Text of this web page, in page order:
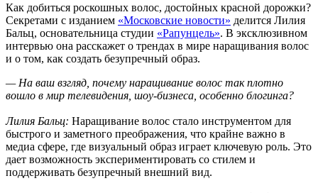
Как добиться роскошных волос, достойных красной дорожки?
Секретами с изданием «Московские новости» делится Лилия
Бальц, основательница студии «Рапунцель». В эксклюзивном
интервью она расскажет о трендах в мире наращивания волос
и о том, как создать безупречный образ.
— На ваш взгляд, почему наращивание волос так плотно
вошло в мир телевидения, шоу-бизнеса, особенно блогинга?
Лилия Бальц: Наращивание волос стало инструментом для
быстрого и заметного преображения, что крайне важно в
медиа сфере, где визуальный образ играет ключевую роль. Это
дает возможность экспериментировать со стилем и
поддерживать безупречный внешний вид.